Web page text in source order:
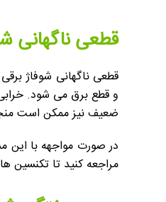
قطعی ناگهانی
قطعی ناگهانی شوفاژ
و قطع برق می شود. خرابی
ضعیف نیز ممکن است
در صورت مواجهه با این
مراجعه کنید تا تکنسین